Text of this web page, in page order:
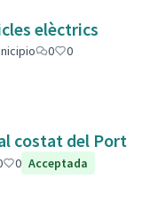
elèctrics
0
0
costat del Port
0 Acceptada